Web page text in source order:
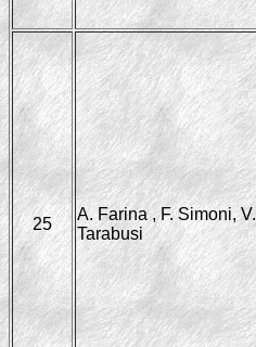
25
A. Farina , F. Simoni, V.
Tarabusi